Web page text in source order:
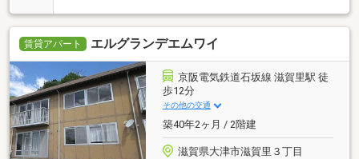
賃貸アパート エルグランデエムワイ
京阪電気鉄道石坂線 滋賀里駅 徒
歩12分
その他の交通
築40年2ヶ月 / 2階建
滋賀県大津市滋賀里３丁目